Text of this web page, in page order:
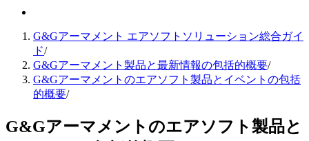
G&Gアーマメント エアソフトソリューション総合ガイ
ド/
G&Gアーマメント製品と最新情報の包括的概要/
G&Gアーマメントのエアソフト製品とイベントの包括
的概要/
G&Gアーマメントのエアソフト製品と